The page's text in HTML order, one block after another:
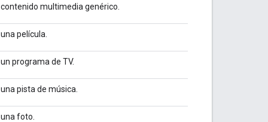
multimedia genérico.
película.
programa de TV.
pista de música.
foto.